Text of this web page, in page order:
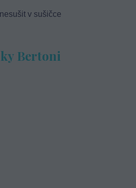
v sušičce
Bertoni